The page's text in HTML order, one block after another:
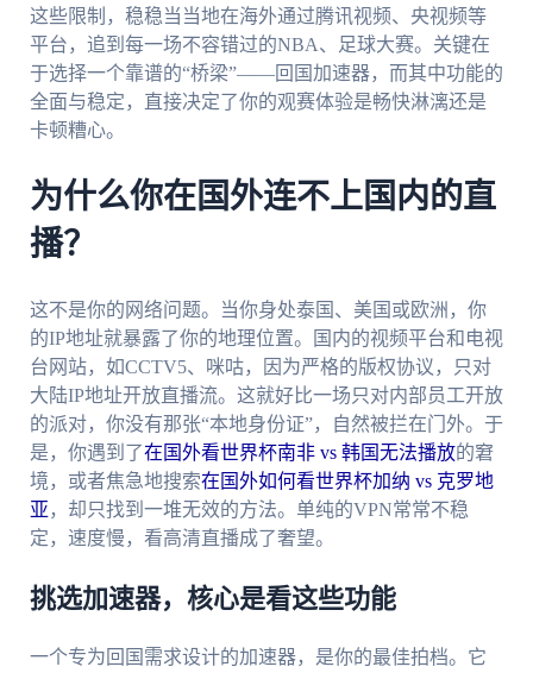
这些限制，稳稳当当地在海外通过腾讯视频、央视频等
平台，追到每一场不容错过的NBA、足球大赛。关键在
于选择一个靠谱的“桥梁”——回国加速器，而其中功能的
全面与稳定，直接决定了你的观赛体验是畅快淋漓还是
卡顿糟心。
为什么你在国外连不上国内的直
播？
这不是你的网络问题。当你身处泰国、美国或欧洲，你
的IP地址就暴露了你的地理位置。国内的视频平台和电视
台网站，如CCTV5、咪咕，因为严格的版权协议，只对
大陆IP地址开放直播流。这就好比一场只对内部员工开放
的派对，你没有那张“本地身份证”，自然被拦在门外。于
是，你遇到了在国外看世界杯南非 vs 韩国无法播放的窘
境，或者焦急地搜索在国外如何看世界杯加纳 vs 克罗地
亚 ，却只找到一堆无效的方法。单纯的VPN常常不稳
定，速度慢，看高清直播成了奢望。
挑选加速器，核心是看这些功能
一个专为回国需求设计的加速器，是你的最佳拍档。它